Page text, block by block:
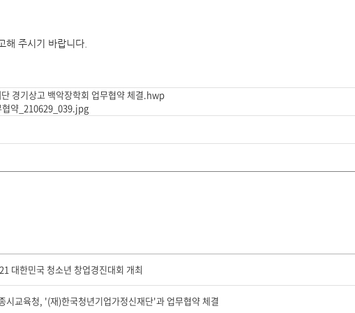
해 주시기 바랍니다.
경기상고 백악장학회 업무협약 체결.hwp
협약_210629_039.jpg
대한민국 청소년 창업경진대회 개최
시교육청, '(재)한국청년기업가정신재단'과 업무협약 체결